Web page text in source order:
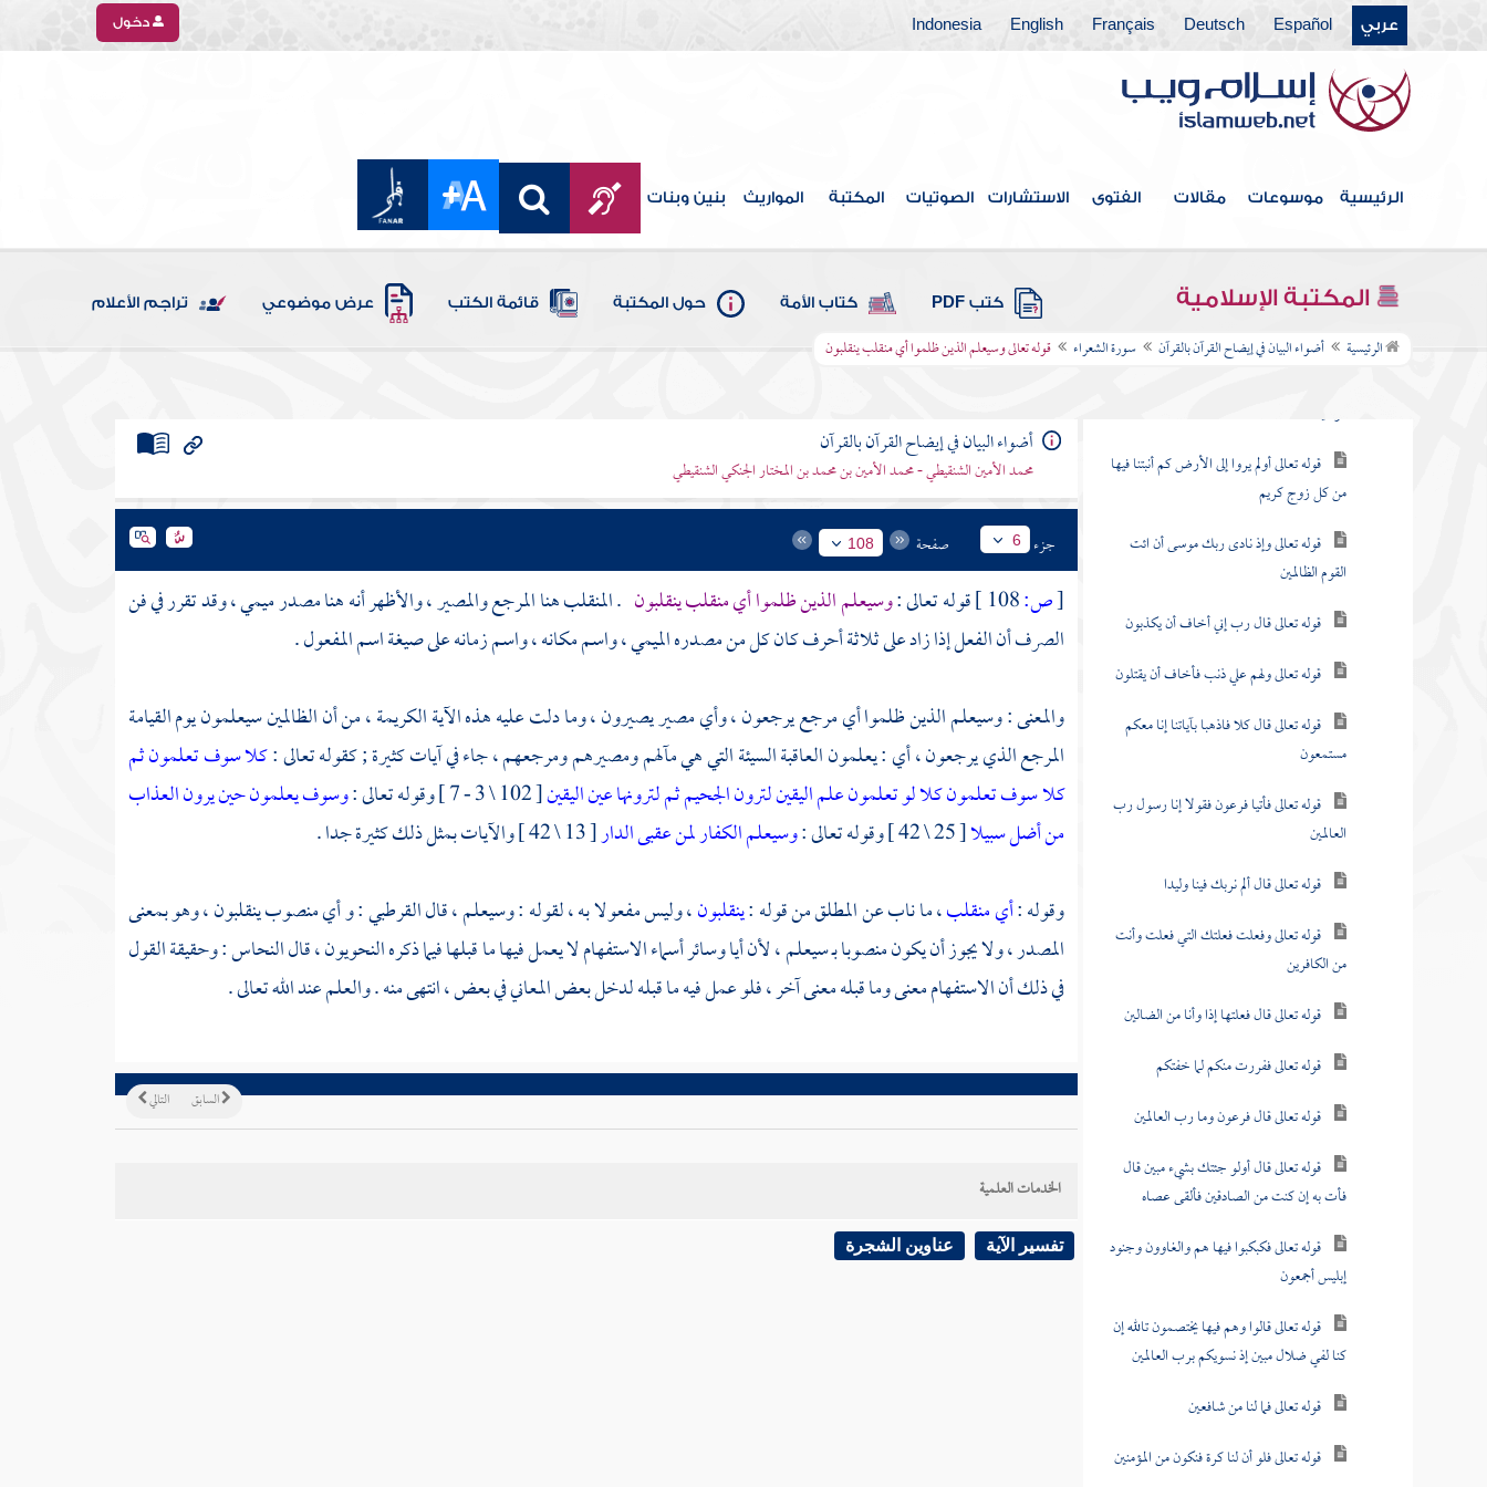
عربي Español
Deutsch
Français
English
Indonesia دخول
الرئيسية موسوعات مقالات الفتوى الاستشارات الصوتيات المكتبة المواريث بنين وبنات
المكتبة الإسلامية كتب PDF كتاب الأمة حول المكتبة قائمة الكتب عرض موضوعي تراجم الأعلام
الرئيسية أضواء البيان في إيضاح القرآن بالقرآن سورة الشعراء قوله تعالى وسيعلم الذين ظلموا أي منقلب ينقلبون
سورة طه
سورة الأنبياء
سورة الحج
سورة المؤمنون
سورة النور
سورة الفرقان
سورة الشعراء
مؤمنين
قوله تعالى أولم يروا إلى الأرض كم أنبتنا فيها
من كل زوج كريم
قوله تعالى وإذ نادى ربك موسى أن ائت
القوم الظالمين
قوله تعالى قال رب إني أخاف أن يكذبون
قوله تعالى ولهم علي ذنب فأخاف أن يقتلون
قوله تعالى قال كلا فاذهبا بآياتنا إنا معكم
مستمعون
قوله تعالى فأتيا فرعون فقولا إنا رسول رب
العالمين
قوله تعالى قال ألم نربك فينا وليدا
قوله تعالى وفعلت فعلتك التي فعلت وأنت
من الكافرين
قوله تعالى قال فعلتها إذا وأنا من الضالين
قوله تعالى ففررت منكم لما خفتكم
قوله تعالى قال فرعون وما رب العالمين
قوله تعالى قال أولو جئتك بشيء مبين قال
فأت به إن كنت من الصادقين فألقى عصاه
قوله تعالى فكبكبوا فيها هم والغاوون وجنود
إبليس أجمعون
قوله تعالى قالوا وهم فيها يختصمون تالله إن
كنا لفي ضلال مبين إذ نسويكم برب العالمين
قوله تعالى فما لنا من شافعين
قوله تعالى فلو أن لنا كرة فنكون من المؤمنين
أضواء البيان في إيضاح القرآن بالقرآن
محمد الأمين الشنقيطي - محمد الأمين بن محمد بن المختار الجنكي الشنقيطي
جزء 6 صفحة 108
[ص: قوله تعالى :وسيعلم الذين ظلموا أي منقلب ينقلبون . المنقلب هنا المرجع والمصير ، والأظهر أنه هنا مصدر ميمي ، وقد تقرر في فن
الصرف أن الفعل إذا زاد على ثلاثة أحرف كان كل من مصدره الميمي ، واسم مكانه ، واسم زمانه على صيغة اسم المفعول .
والمعنى : وسيعلم الذين ظلموا أي مرجع يرجعون ، وأي مصير يصيرون ، وما دلت عليه هذه الآية الكريمة ، من أن الظالمين سيعلمون يوم القيامة
المرجع الذي يرجعون ، أي : يعلمون العاقبة السيئة التي هي مآلهم ومصيرهم ومرجعهم ، جاء في آيات كثيرة ; كقوله تعالى :كلا سوف تعلمونثم
كلا سوف تعلمونكلا لو تعلمون علم اليقينلترون الجحيمثم لترونها عين اليقين[ 102 \ 3 - 7 ] وقوله تعالى :
وسوف يعلمون حين يرون العذاب
من أضل سبيلا[ 25 \ 42 ] وقوله تعالى : وسيعلم الكفار لمن عقبى الدار[ 13 \ 42 ] والآيات بمثل ذلك كثيرة جدا .
وقوله :أي منقلب، ما ناب عن المطلق من قوله :ينقلبون، وليس مفعولا به ، لقوله : وسيعلم ، قالالقرطبي: و أي منصوب ينقلبون ، وهو بمعنى
المصدر ، ولا يجوز أن يكون منصوبا بـ سيعلم ، لأن أيا وسائر أسماء الاستفهام لا يعمل فيها ما قبلها فيما ذكره النحويون ، قالالنحاس: وحقيقة القول
في ذلك أن الاستفهام معنى وما قبله معنى آخر ، فلو عمل فيه ما قبله لدخل بعض المعاني في بعض ، انتهى منه . والعلم عند الله تعالى .
التالي السابق
الخدمات العلمية
تفسير الآية عناوين الشجرة